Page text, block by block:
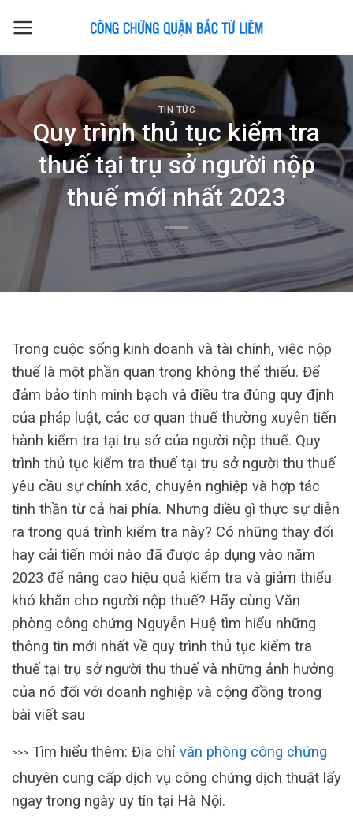
TIN TỨC
Quy trình thủ tục kiểm tra
thuế tại trụ sở người nộp
thuế mới nhất 2023
Trong cuộc sống kinh doanh và tài chính, việc nộp
thuế là một phần quan trọng không thể thiếu. Để
đảm bảo tính minh bạch và điều tra đúng quy định
của pháp luật, các cơ quan thuế thường xuyên tiến
hành kiểm tra tại trụ sở của người nộp thuế. Quy
trình thủ tục kiểm tra thuế tại trụ sở người thu thuế
yêu cầu sự chính xác, chuyên nghiệp và hợp tác
tinh thần từ cả hai phía. Nhưng điều gì thực sự diễn
ra trong quá trình kiểm tra này? Có những thay đổi
hay cải tiến mới nào đã được áp dụng vào năm
2023 để nâng cao hiệu quả kiểm tra và giảm thiểu
khó khăn cho người nộp thuế? Hãy cùng Văn
phòng công chứng Nguyễn Huệ tìm hiểu những
thông tin mới nhất về quy trình thủ tục kiểm tra
thuế tại trụ sở người thu thuế và những ảnh hưởng
của nó đối với doanh nghiệp và cộng đồng trong
bài viết sau
>>> Tìm hiểu thêm: Địa chỉ văn phòng công chứng
chuyên cung cấp dịch vụ công chứng dịch thuật lấy
ngay trong ngày uy tín tại Hà Nội.